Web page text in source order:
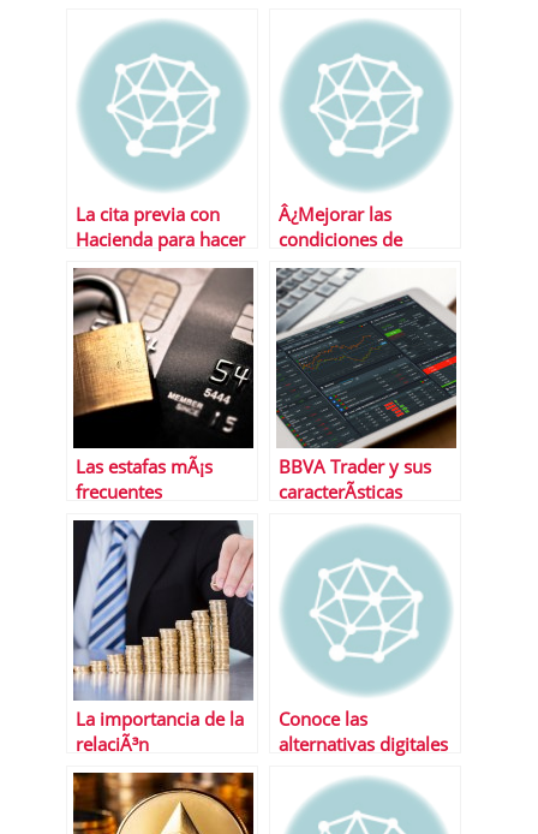
La cita previa con
Hacienda para hacer
la renta
Â¿Mejorar las
condiciones de
financiaciÃ³n de tu
Pyme? comprueba la
oferta de BBVA
Las estafas mÃ¡s
frecuentes
BBVA Trader y sus
caracterÃ­sticas
La importancia de la
relaciÃ³n
riesgo/rentabilidad
Conoce las
alternativas digitales
utilizadas por los
negocios exitosos